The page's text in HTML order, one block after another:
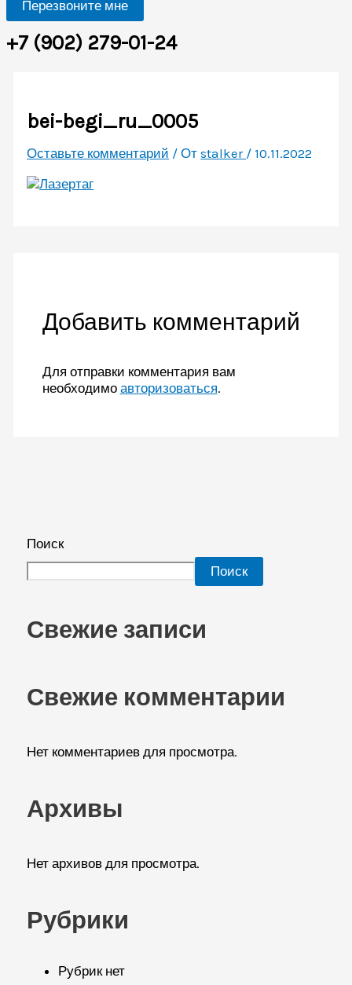
Перезвоните мне
+7 (902) 279-01-24
bei-begi_ru_0005
Оставьте комментарий / Отstalker / 10.11.2022
Добавить комментарий
Для отправки комментария вам
необходимо авторизоваться.
Поиск
Поиск
Свежие записи
Свежие комментарии
Нет комментариев для просмотра.
Архивы
Нет архивов для просмотра.
Рубрики
Рубрик нет